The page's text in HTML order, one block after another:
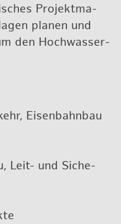
Pro­jekt­ma­
pla­nen und
den Hoch­was­ser­
Ei­sen­bahn­bau
Leit- und Si­che­